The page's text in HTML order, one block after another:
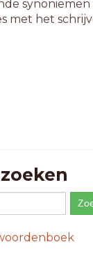
synoniemen
met het